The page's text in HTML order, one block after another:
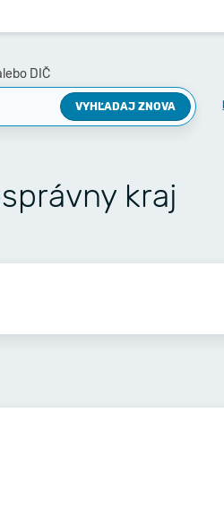
DIČ
VYHĽADAJ ZNOVA
kraj